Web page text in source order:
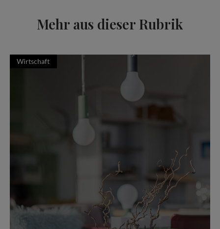
Mehr aus dieser Rubrik
Wirtschaft